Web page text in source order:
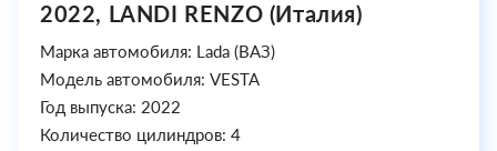
2022, LANDI RENZO (Италия)
Марка автомобиля: Lada (ВАЗ)
Модель автомобиля: VESTA
Год выпуска: 2022
Количество цилиндров: 4